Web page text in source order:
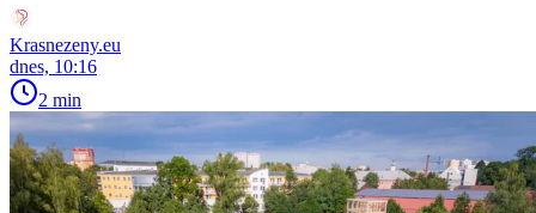
Krasnezeny.eu
dnes, 10:16
2 min